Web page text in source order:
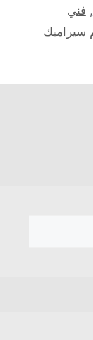
, فني
سيراميك